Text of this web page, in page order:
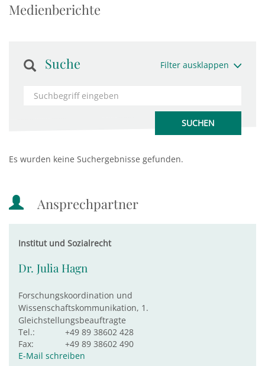
Medienberichte
Suche Filter ausklappen
Es wurden keine Suchergebnisse gefunden.
Ansprechpartner
Institut und Sozialrecht
Dr. Julia Hagn
Forschungskoordination und
Wissenschaftskommunikation, 1.
Gleichstellungsbeauftragte
Tel.:
+49 89 38602 428
Fax:
+49 89 38602 490
E-Mail schreiben